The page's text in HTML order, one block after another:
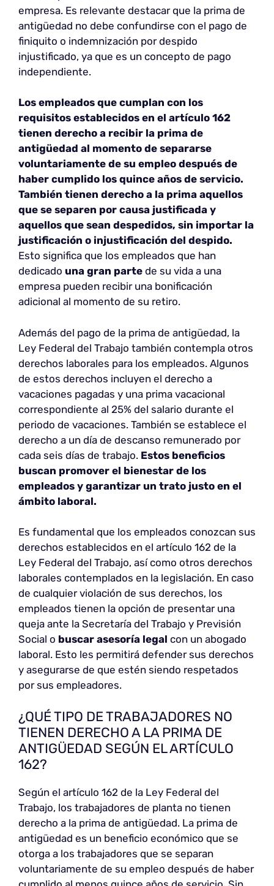
empresa. Es relevante destacar que la prima de
antigüedad no debe confundirse con el pago de
finiquito o indemnización por despido
injustificado, ya que es un concepto de pago
independiente.
Los empleados que cumplan con los
requisitos establecidos en el artículo 162
tienen derecho a recibir la prima de
antigüedad al momento de separarse
voluntariamente de su empleo después de
haber cumplido los quince años de servicio.
También tienen derecho a la prima aquellos
que se separen por causa justificada y
aquellos que sean despedidos, sin importar la
justificación o injustificación del despido.
Esto significa que los empleados que han
dedicado una gran parte de su vida a una
empresa pueden recibir una bonificación
adicional al momento de su retiro.
Además del pago de la prima de antigüedad, la
Ley Federal del Trabajo también contempla otros
derechos laborales para los empleados. Algunos
de estos derechos incluyen el derecho a
vacaciones pagadas y una prima vacacional
correspondiente al 25% del salario durante el
periodo de vacaciones. También se establece el
derecho a un día de descanso remunerado por
cada seis días de trabajo. Estos beneficios
buscan promover el bienestar de los
empleados y garantizar un trato justo en el
ámbito laboral.
Es fundamental que los empleados conozcan sus
derechos establecidos en el artículo 162 de la
Ley Federal del Trabajo, así como otros derechos
laborales contemplados en la legislación. En caso
de cualquier violación de sus derechos, los
empleados tienen la opción de presentar una
queja ante la Secretaría del Trabajo y Previsión
Social o buscar asesoría legal con un abogado
laboral. Esto les permitirá defender sus derechos
y asegurarse de que estén siendo respetados
por sus empleadores.
¿QUÉ TIPO DE TRABAJADORES NO
TIENEN DERECHO A LA PRIMA DE
ANTIGÜEDAD SEGÚN EL ARTÍCULO
162?
Según el artículo 162 de la Ley Federal del
Trabajo, los trabajadores de planta no tienen
derecho a la prima de antigüedad. La prima de
antigüedad es un beneficio económico que se
otorga a los trabajadores que se separan
voluntariamente de su empleo después de haber